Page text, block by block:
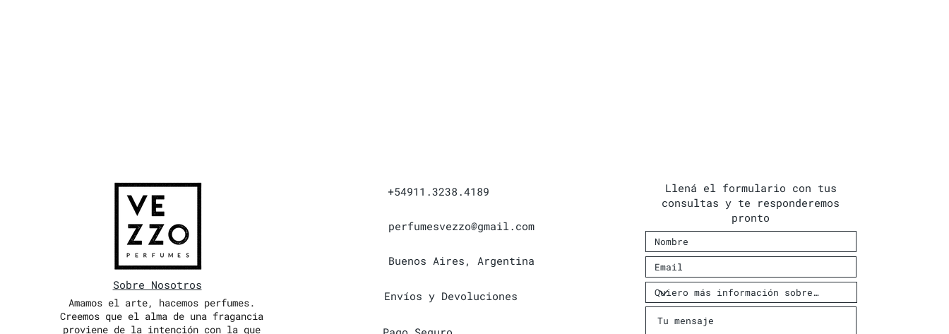
Sobre Nosotros
Amamos el arte, hacemos perfumes.
Creemos que el alma de una fragancia
proviene de la intención con la que
+54911.3238.4189
perfumesvezzo@gmail.com
Buenos Aires, Argentina
Envíos y Devoluciones
Llená el formulario con tus
consultas y te responderemos
pronto